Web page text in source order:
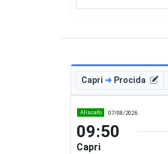
Capri ➜ Procida
Aliscafo 07/08/2026
09:50
Capri